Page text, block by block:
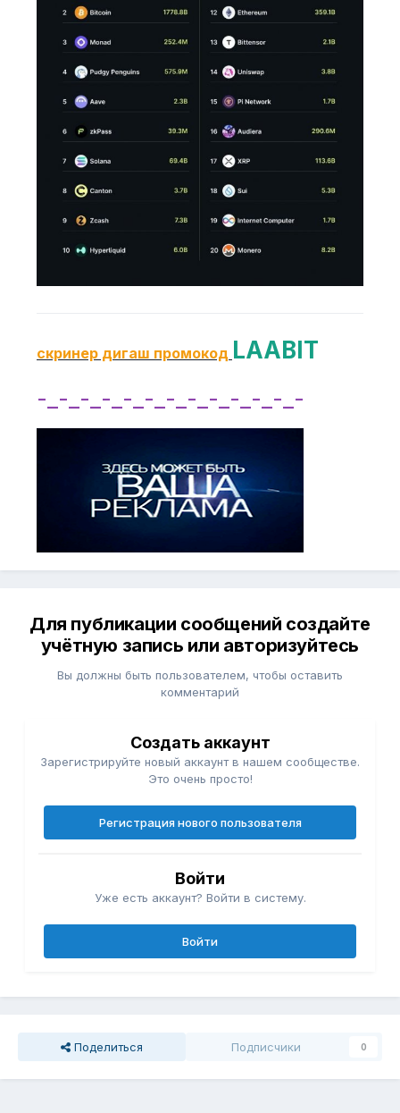
скринер дигаш промокод LAABIT
-_-_-_-_-_-_-_-_-_-_-_-_-
Для публикации сообщений создайте
учётную запись или авторизуйтесь
Вы должны быть пользователем, чтобы оставить
комментарий
Создать аккаунт
Зарегистрируйте новый аккаунт в нашем сообществе.
Это очень просто!
Регистрация нового пользователя
Войти
Уже есть аккаунт? Войти в систему.
Войти
Поделиться Подписчики 0